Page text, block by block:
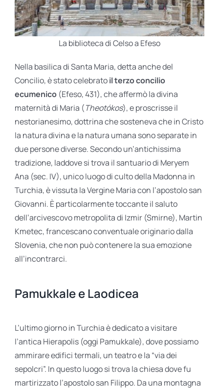
La biblioteca di Celso a Efeso
Nella basilica di Santa Maria, detta anche del
Concilio, è stato celebratoil terzo concilio
ecumenico (Efeso, 431), che affermò la divina
maternità di Maria (Theotókos), e proscrisse il
nestorianesimo, dottrina che sosteneva che in Cristo
la natura divina e la natura umana sono separate in
due persone diverse. Secondo un’antichissima
tradizione, laddove si trova il santuario di Meryem
Ana (sec. IV), unico luogo di culto della Madonna in
Turchia, è vissuta la Vergine Maria con l’apostolo san
Giovanni. È particolarmente toccante il saluto
dell’arcivescovo metropolita di Izmir (Smirne), Martin
Kmetec, francescano conventuale originario dalla
Slovenia, che non può contenere la sua emozione
all’incontrarci.
Pamukkale e Laodicea
L’ultimo giorno in Turchia è dedicato a visitare
l’antica Hierapolis (oggi Pamukkale), dove possiamo
ammirare edifici termali, un teatro e la “via dei
sepolcri”. In questo luogo si trova la chiesa dove fu
martirizzato l’apostolo san Filippo. Da una montagna